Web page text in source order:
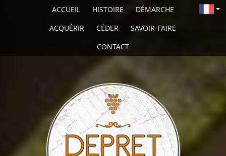
ACCUEIL HISTOIRE
DÉMARCHE
ACQUÉRIR
CÉDER
SAVOIR-FAIRE
CONTACT